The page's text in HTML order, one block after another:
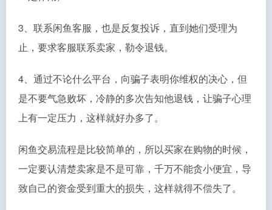
3、联系闲鱼客服，也是反复投诉，直到她们受理为
止，要求客服联系卖家，勒令退钱。
4、通过不论什么平台，向骗子表明你维权的决心，但
是不要气急败坏，冷静的多次告知他退钱，让骗子心理
上有一定压力，这样就好办多了。
闲鱼交易流程是比较简单的，所以买家在购物的时候，
一定要认清楚卖家是不是可靠，千万不能贪小便宜，导
致自己的资金受到重大的损失，这样就得不偿失了。